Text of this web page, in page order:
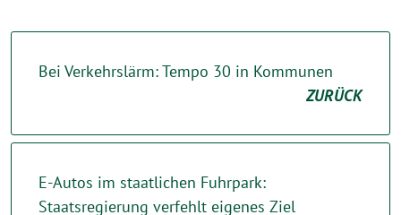
Bei Verkehrslärm: Tempo 30 in Kommunen
ZURÜCK
E-Autos im staatlichen Fuhrpark:
Staatsregierung verfehlt eigenes Ziel